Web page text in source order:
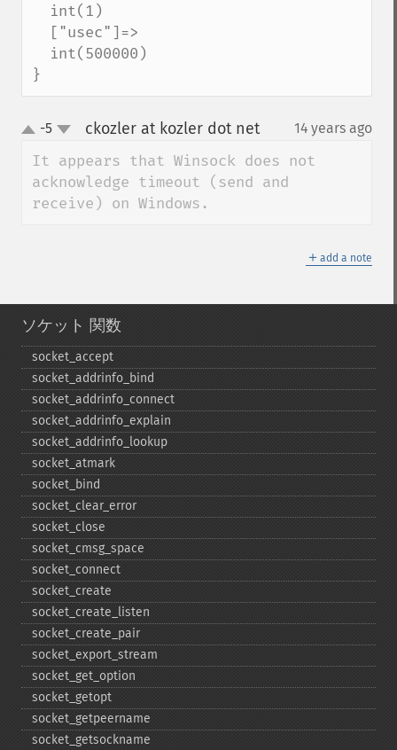
}
up-5 ckozler at kozler dot net¶ 14 years ago
It appears that Winsock does not
acknowledge timeout (send and
receive) on Windows.
＋ add a note
ソケット 関数
socket_​accept
socket_​addrinfo_​bind
socket_​addrinfo_​connect
socket_​addrinfo_​explain
socket_​addrinfo_​lookup
socket_​atmark
socket_​bind
socket_​clear_​error
socket_​close
socket_​cmsg_​space
socket_​connect
socket_​create
socket_​create_​listen
socket_​create_​pair
socket_​export_​stream
socket_​get_​option
socket_​getopt
socket_​getpeername
socket_​getsockname